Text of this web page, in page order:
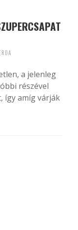
a jelenleg
részével
így amíg várják